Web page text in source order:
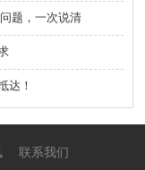
题，一次说清
达！
联系我们